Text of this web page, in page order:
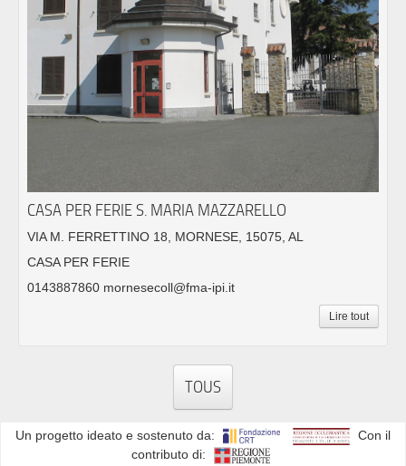
CASA PER FERIE S. MARIA MAZZARELLO
VIA M. FERRETTINO 18, MORNESE, 15075, AL
CASA PER FERIE
0143887860 mornesecoll@fma-ipi.it
Lire tout
TOUS
Un progetto ideato e sostenuto da:
Con il
contributo di: